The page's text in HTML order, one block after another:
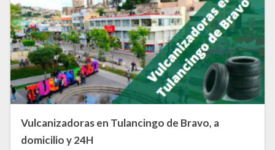
Vulcanizadoras en Tulancingo de Bravo, a
domicilio y 24H